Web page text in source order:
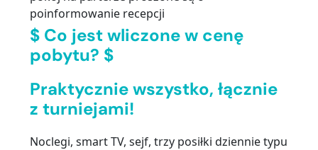
poinformowanie recepcji
$ Co jest wliczone w cenę
pobytu? $
Praktycznie wszystko, łącznie
z turniejami!
Noclegi, smart TV, sejf, trzy posiłki dziennie typu